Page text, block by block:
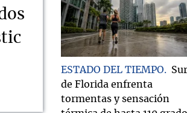
ESTADO DEL TIEMPO
Sur
de Florida enfrenta
tormentas y sensación